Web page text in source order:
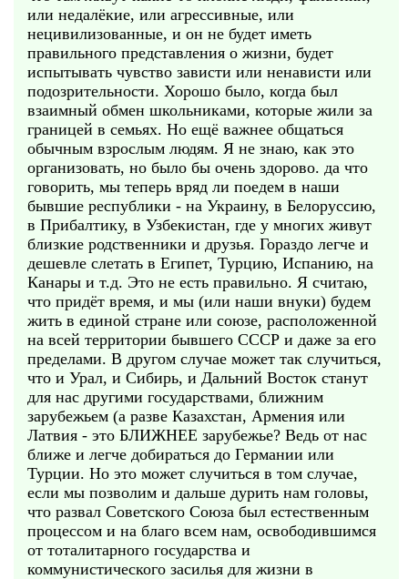
или недалёкие, или агрессивные, или
нецивилизованные, и он не будет иметь
правильного представления о жизни, будет
испытывать чувство зависти или ненависти или
подозрительности. Хорошо было, когда был
взаимный обмен школьниками, которые жили за
границей в семьях. Но ещё важнее общаться
обычным взрослым людям. Я не знаю, как это
организовать, но было бы очень здорово. да что
говорить, мы теперь вряд ли поедем в наши
бывшие республики - на Украину, в Белоруссию,
в Прибалтику, в Узбекистан, где у многих живут
близкие родственники и друзья. Гораздо легче и
дешевле слетать в Египет, Турцию, Испанию, на
Канары и т.д. Это не есть правильно. Я считаю,
что придёт время, и мы (или наши внуки) будем
жить в единой стране или союзе, расположенной
на всей территории бывшего СССР и даже за его
пределами. В другом случае может так случиться,
что и Урал, и Сибирь, и Дальний Восток станут
для нас другими государствами, ближним
зарубежьем (а разве Казахстан, Армения или
Латвия - это БЛИЖНЕЕ зарубежье? Ведь от нас
ближе и легче добираться до Германии или
Турции. Но это может случиться в том случае,
если мы позволим и дальше дурить нам головы,
что развал Советского Союза был естественным
процессом и на благо всем нам, освободившимся
от тоталитарного государства и
коммунистического засилья для жизни в